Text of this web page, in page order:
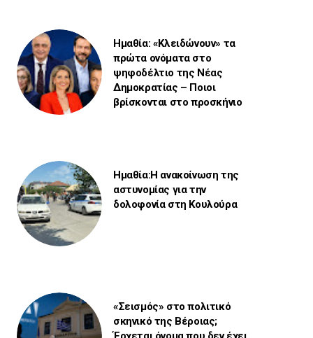
Ημαθία: «Κλειδώνουν» τα
πρώτα ονόματα στο
ψηφοδέλτιο της Νέας
Δημοκρατίας – Ποιοι
βρίσκονται στο προσκήνιο
Ημαθία:Η ανακοίνωση της
αστυνομίας για την
δολοφονία στη Κουλούρα
«Σεισμός» στο πολιτικό
σκηνικό της Βέροιας;